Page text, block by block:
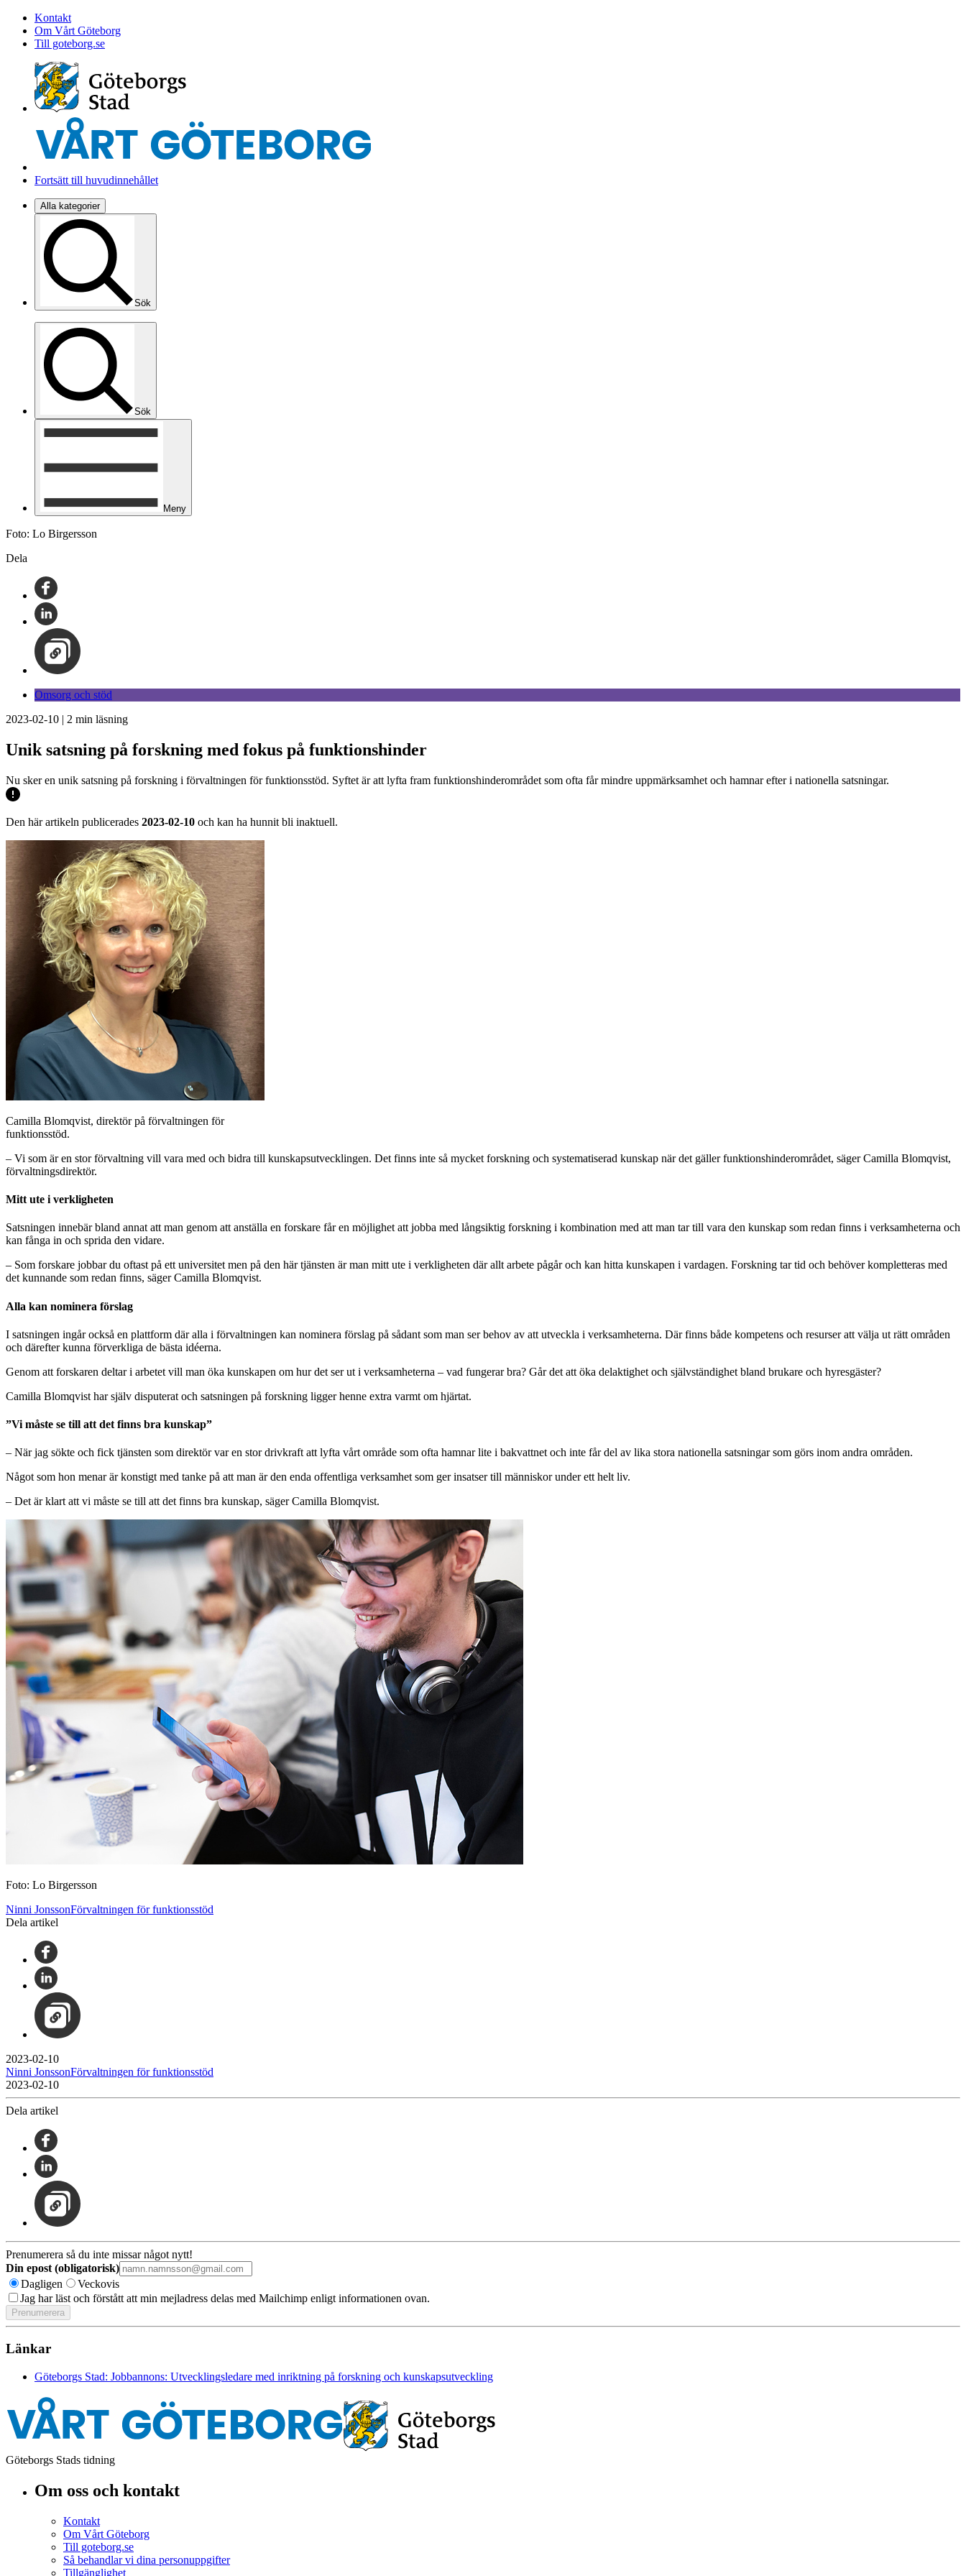
Kontakt
Om Vårt Göteborg
Till goteborg.se
Fortsätt till huvudinnehållet
Alla kategorier
Sök
Sök
Meny
Foto: Lo Birgersson
Dela
Omsorg och stöd
2023-02-10 | 2 min läsning
Unik satsning på forskning med fokus på funktionshinder
Nu sker en unik satsning på forskning i förvaltningen för funktionsstöd. Syftet är att lyfta fram funktionshinderområdet som ofta får mindre uppmärksamhet och hamnar efter i nationella satsningar.
Den här artikeln publicerades 2023-02-10 och kan ha hunnit bli inaktuell.
Camilla Blomqvist, direktör på förvaltningen för
funktionsstöd.
– Vi som är en stor förvaltning vill vara med och bidra till kunskapsutvecklingen. Det finns inte så mycket forskning och systematiserad kunskap när det gäller funktionshinderområdet, säger Camilla Blomqvist,
förvaltningsdirektör.
Mitt ute i verkligheten
Satsningen innebär bland annat att man genom att anställa en forskare får en möjlighet att jobba med långsiktig forskning i kombination med att man tar till vara den kunskap som redan finns i verksamheterna och
kan fånga in och sprida den vidare.
– Som forskare jobbar du oftast på ett universitet men på den här tjänsten är man mitt ute i verkligheten där allt arbete pågår och kan hitta kunskapen i vardagen. Forskning tar tid och behöver kompletteras med
det kunnande som redan finns, säger Camilla Blomqvist.
Alla kan nominera förslag
I satsningen ingår också en plattform där alla i förvaltningen kan nominera förslag på sådant som man ser behov av att utveckla i verksamheterna. Där finns både kompetens och resurser att välja ut rätt områden
och därefter kunna förverkliga de bästa idéerna.
Genom att forskaren deltar i arbetet vill man öka kunskapen om hur det ser ut i verksamheterna – vad fungerar bra? Går det att öka delaktighet och självständighet bland brukare och hyresgäster?
Camilla Blomqvist har själv disputerat och satsningen på forskning ligger henne extra varmt om hjärtat.
”Vi måste se till att det finns bra kunskap”
– När jag sökte och fick tjänsten som direktör var en stor drivkraft att lyfta vårt område som ofta hamnar lite i bakvattnet och inte får del av lika stora nationella satsningar som görs inom andra områden.
Något som hon menar är konstigt med tanke på att man är den enda offentliga verksamhet som ger insatser till människor under ett helt liv.
– Det är klart att vi måste se till att det finns bra kunskap, säger Camilla Blomqvist.
Foto: Lo Birgersson
Ninni JonssonFörvaltningen för funktionsstöd
Dela artikel
2023-02-10
Ninni JonssonFörvaltningen för funktionsstöd
2023-02-10
Dela artikel
Prenumerera så du inte missar något nytt!
Din epost (obligatorisk)
Dagligen
Veckovis
Jag har läst och förstått att min mejladress delas med Mailchimp enligt informationen ovan.
Länkar
Göteborgs Stad: Jobbannons: Utvecklingsledare med inriktning på forskning och kunskapsutveckling
Göteborgs Stads tidning
Om oss och kontakt
Kontakt
Om Vårt Göteborg
Till goteborg.se
Så behandlar vi dina personuppgifter
Tillgänglighet